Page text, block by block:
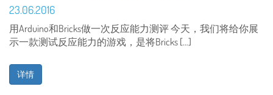
23.06.2016
用Arduino和Bricks做一次反应能力测评 今天，我们将给你展
示一款测试反应能力的游戏，是将Bricks […]
详情